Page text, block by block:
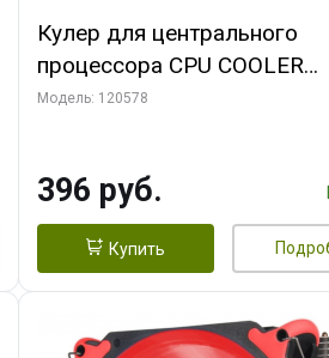
Кулер для центрального
процессора CPU COOLER
109x109x68mm, 0.018-
Модель: 120578
396 руб.
Купить